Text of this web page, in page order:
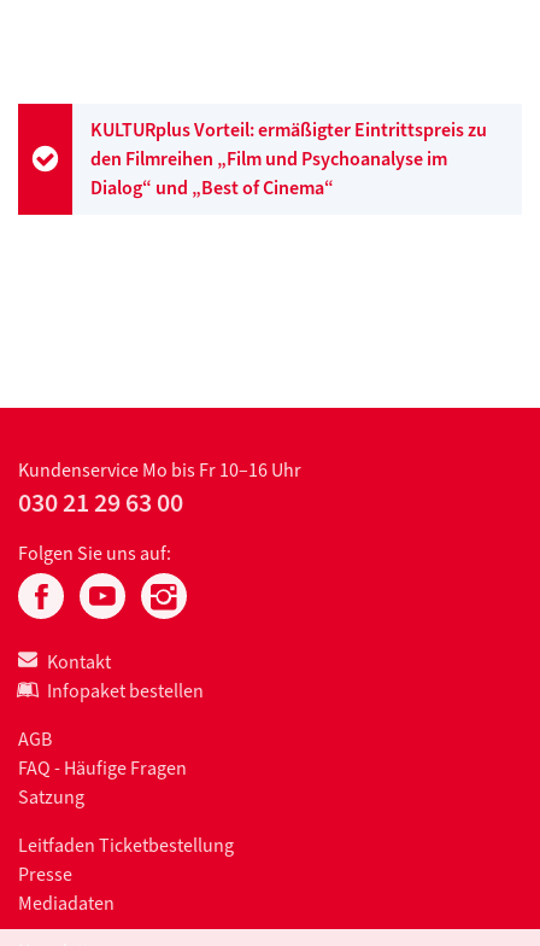
KULTURplus Vorteil: ermäßigter Eintrittspreis zu
den Filmreihen „Film und Psychoanalyse im
Dialog“ und „Best of Cinema“
KundenserviceMo bis Fr 10–16 Uhr
030 21 29 63 00
Folgen Sie uns auf:
Kontakt
Infopaket bestellen
AGB
FAQ - Häufige Fragen
Satzung
Leitfaden Ticketbestellung
Presse
Mediadaten